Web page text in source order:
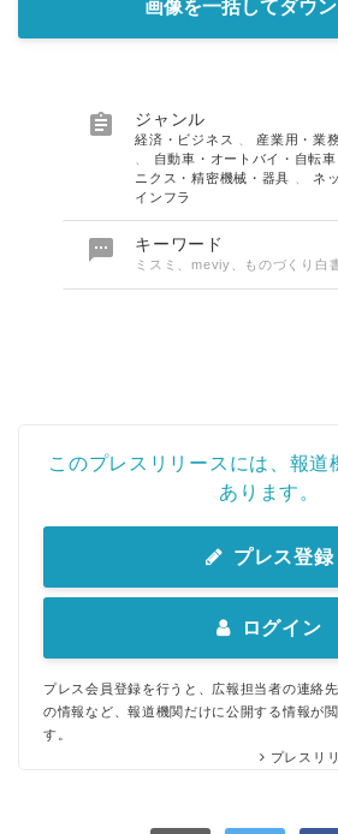
画像を一括してダウ
 ジャンル
経済・ビジネス
産業用・業
自動車・オートバイ・自転車
ニクス・精密機械・器具
ネ
インフラ
 キーワード
ミスミ、meviy、ものづくり白
このプレスリリースには、報道
あります。
プレス登録
ログイン
プレス会員登録を行うと、広報担当者の連絡
の情報など、報道機関だけに公開する情報が
す。
プレスリ